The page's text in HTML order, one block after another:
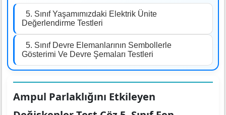
5. Sınıf Yaşamımızdaki Elektrik Ünite
Değerlendirme Testleri
5. Sınıf Devre Elemanlarının Sembollerle
Gösterimi Ve Devre Şemaları Testleri
Ampul Parlaklığını Etkileyen